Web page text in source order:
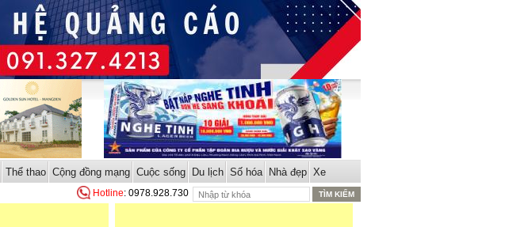
Thể thao Cộng đồng mạng Cuộc sống Du lịch Số hóa Nhà đẹp Xe
Hotline: 0978.928.730